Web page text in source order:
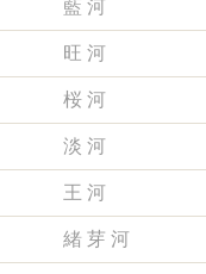
藍 河
旺 河
桜 河
淡 河
王 河
緒 芽 河